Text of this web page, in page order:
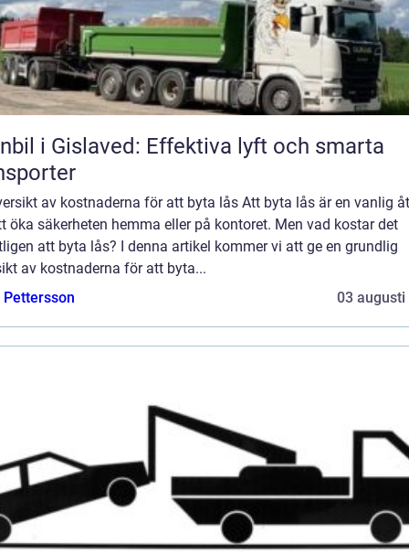
i Gislaved: Effektiva lyft och smarta
av kostnaderna för att byta lås Att byta lås är en vanlig
öka säkerheten hemma eller på kontoret. Men vad kostar det
att byta lås? I denna artikel kommer vi att ge en grundlig
av kostnaderna för att byta...
03 augusti